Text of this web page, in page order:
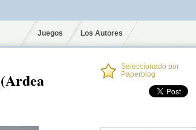
Juegos Los Autores
Seleccionado por
Paperblog